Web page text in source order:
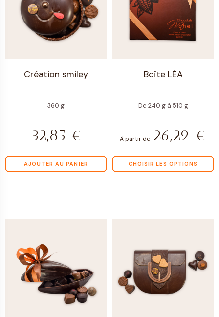
Création smiley
360 g
32,85 €
AJOUTER AU PANIER
Boîte LÉA
De 240 g à 510 g
À partir de 26,29 €
CHOISIR LES OPTIONS